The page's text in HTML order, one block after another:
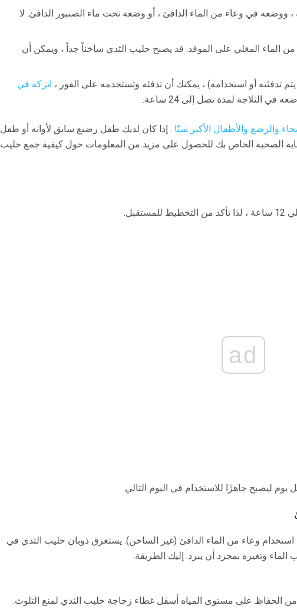
ووضعه في وعاء من الماء الدافئ ، أو وضعه تحت ماء الصنبور الدافئ. لا
الماء المغلي على الموقد. قد يصبح حليب الثدي ساخناً جداً ، ويمكن أن
تدفئته أو استخدامه) ، يمكنك أن تدفئه وتستخدمه على الفور ، اتركه في
الثلاجة لمدة تصل إلى 24 ساعة.
والرضع والأطفال الأكبر سنًا . إذا كان لديك طفل رضيع سابق لأوانه أو طفل
الصحية الخاص بك للحصول على مزيد من المعلومات حول كيفية جمع حليب
ad
ليصبح جاهزًا للاستخدام في اليوم التالي.
استخدام وعاء من الماء الدافئ (غير الساخن). يستغرق ذوبان حليب الثدي في
الحفاظ على مستوى المياه أسفل غطاء زجاجة حليب الثدي لمنع التلوث.